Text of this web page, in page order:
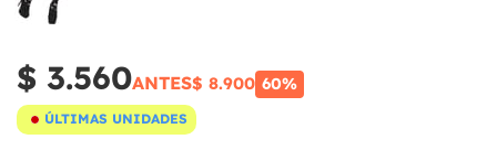
$ 3.560ANTES$ 8.900 60%
ÚLTIMAS UNIDADES